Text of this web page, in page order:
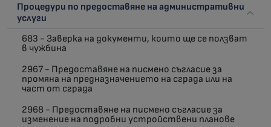
Процедури по предоставяне на административни
услуги
683 - Заверка на документи, които ще се ползват
в чужбина
2967 - Предоставяне на писмено съгласие за
промяна на предназначението на сграда или на
част от сграда
2968 - Предоставяне на писмено съгласие за
изменение на подробни устройствени планове